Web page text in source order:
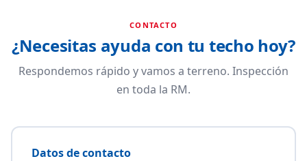
CONTACTO
¿Necesitas ayuda con tu techo hoy?
Respondemos rápido y vamos a terreno. Inspección
en toda la RM.
Datos de contacto